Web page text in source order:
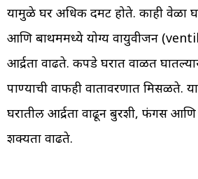
यामुळे घर अधिक दमट होते. काही वेळा
आणि बाथरूममध्ये योग्य वायुवीजन
आर्द्रता वाढते. कपडे घरात वाळत
पाण्याची वाफही वातावरणात मिसळते.
घरातील आर्द्रता वाढून बुरशी, फंगस
शक्यता वाढते.